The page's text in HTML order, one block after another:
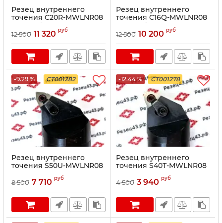
Резец внутреннего
точения C20R-MWLNR08
антивибрационный
12 500 11 320 руб
Резец внутреннего
точения C16Q-MWLNR08
антивибрационный
12 500 10 200 руб
-9.29 % CT001282
Резец внутреннего
точения S50U-MWLNR08
8 500 7 710 руб
-12.44 % CT001278
Резец внутреннего
точения S40T-MWLNR08
4 500 3 940 руб